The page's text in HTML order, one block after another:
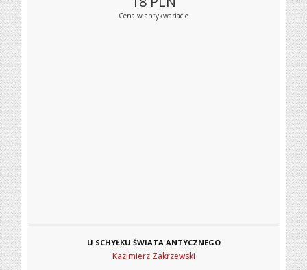
Cena w antykwariacie
U SCHYŁKU ŚWIATA ANTYCZNEGO
Kazimierz Zakrzewski